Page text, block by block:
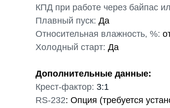
КПД при работе через байпас
Плавный пуск: Да
Относительная влажность, %:
Холодный старт: Да
Дополнительные данные:
Крест-фактор: 3:1
RS-232: Опция (требуется